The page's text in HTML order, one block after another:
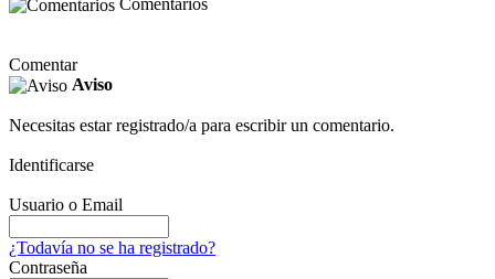
Comentar
Aviso
Necesitas estar registrado/a para escribir un comentario.
Identificarse
Usuario o Email
¿Todavía no se ha registrado?
Contraseña